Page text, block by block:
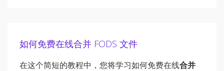
如何免费在线合并 FODS 文件
在这个简短的教程中，您将学习如何免费在线合并